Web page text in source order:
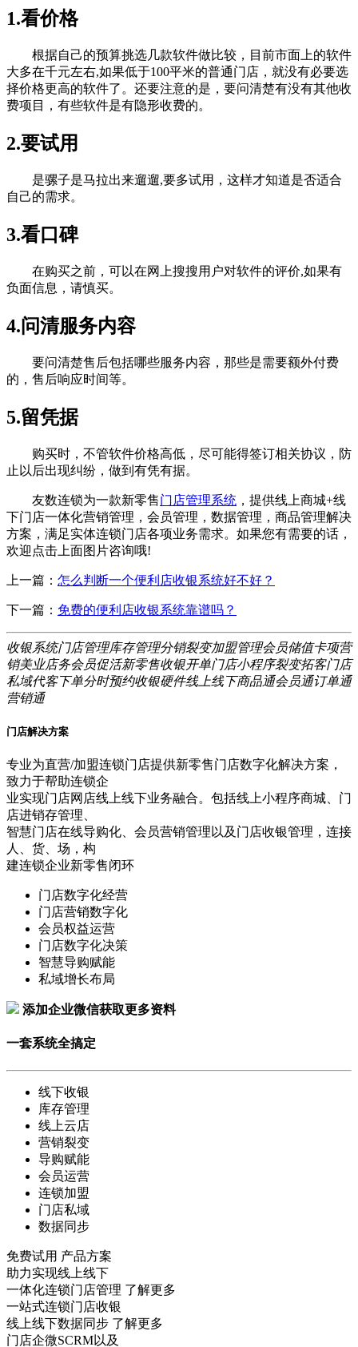
1.看价格
根据自己的预算挑选几款软件做比较，目前市面上的软件
大多在千元左右,如果低于100平米的普通门店，就没有必要选
择价格更高的软件了。还要注意的是，要问清楚有没有其他收
费项目，有些软件是有隐形收费的。
2.要试用
是骡子是马拉出来遛遛,要多试用，这样才知道是否适合
自己的需求。
3.看口碑
在购买之前，可以在网上搜搜用户对软件的评价,如果有
负面信息，请慎买。
4.问清服务内容
要问清楚售后包括哪些服务内容，那些是需要额外付费
的，售后响应时间等。
5.留凭据
购买时，不管软件价格高低，尽可能得签订相关协议，防
止以后出现纠纷，做到有凭有据。
友数连锁为一款新零售门店管理系统 ，提供线上商城+线
下门店一体化营销管理，会员管理，数据管理，商品管理解决
方案，满足实体连锁门店各项业务需求。如果您有需要的话，
欢迎点击上面图片咨询哦!
上一篇： 怎么判断一个便利店收银系统好不好？
下一篇： 免费的便利店收银系统靠谱吗？
收银系统门店管理库存管理分销裂变加盟管理会员储值卡项营
销美业店务会员促活新零售收银开单门店小程序裂变拓客门店
私域代客下单分时预约收银硬件线上线下商品通会员通订单通
营销通
门店解决方案
专业为直营/加盟连锁门店提供新零售门店数字化解决方案，
致力于帮助连锁企
业实现门店网店线上线下业务融合。包括线上小程序商城、门
店进销存管理、
智慧门店在线导购化、会员营销管理以及门店收银管理，连接
人、货、场，构
建连锁企业新零售闭环
门店数字化经营
门店营销数字化
会员权益运营
门店数字化决策
智慧导购赋能
私域增长布局
添加企业微信获取更多资料
一套系统全搞定
线下收银
库存管理
线上云店
营销裂变
导购赋能
会员运营
连锁加盟
门店私域
数据同步
免费试用 产品方案
助力实现线上线下
一体化连锁门店管理 了解更多
一站式连锁门店收银
线上线下数据同步 了解更多
门店企微SCRM以及